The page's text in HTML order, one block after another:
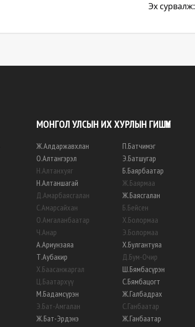
Эх сурвалж:
МОНГОЛ УЛСЫН ИХ ХУРЛЫН ГИШҮҮН
Ж.Алдаржавхлан
О.Алтангэрэл
Н.Алтанхуяг
Н.Алтаншагай
Д.Амарбаясгалан
С.Амарсайхан
О.Амгаланбаатар
Ч.Анар
А.Ариунзаяа
Т.Аубакир
Х.Баасанжаргал
Ц.Баатархүү
М.Бадамсүрэн
Э.Бат-Амгалан
Ж.Бат-Эрдэнэ
П.Батчимэг
Э.Батшугар
Б.Баярбаатар
Ж.Баярмаа
Ж.Баясгалан
Б.Бейсен
Х.Болормаа
Э.Болормаа
Х.Булгантуяа
Д.Бум-Очир
Ш.Бямбасүрэн
С.Бямбацогт
Ж.Галбадрах
С.Ганбаатар
Ж.Ганбаатар